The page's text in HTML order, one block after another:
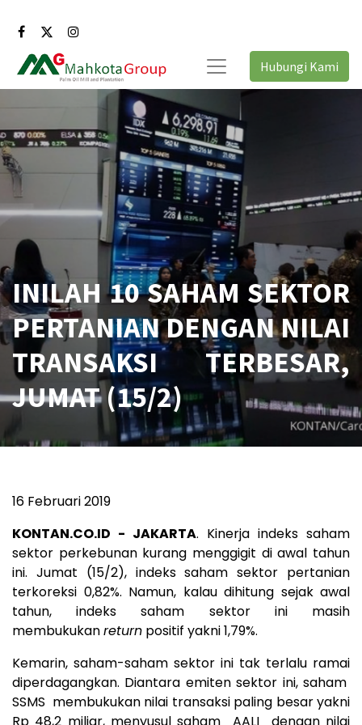
Hubungi Kami
INILAH 10 SAHAM SEKTOR
PERTANIAN DENGAN NILAI
TRANSAKSI TERBESAR,
JUMAT (15/2)
16 Februari 2019
KONTAN.CO.ID - JAKARTA. Kinerja indeks saham
sektor perkebunan kurang menggigit di awal tahun
ini. Jumat (15/2), indeks saham sektor pertanian
terkoreksi 0,82%. Namun, kalau dihitung sejak awal
tahun, indeks saham sektor ini masih
membukukanreturn positif yakni 1,79%.
Kemarin, saham-saham sektor ini tak terlalu ramai
diperdagangkan. Diantara emiten sektor ini, saham
SSMS membukukan nilai transaksi paling besar yakni